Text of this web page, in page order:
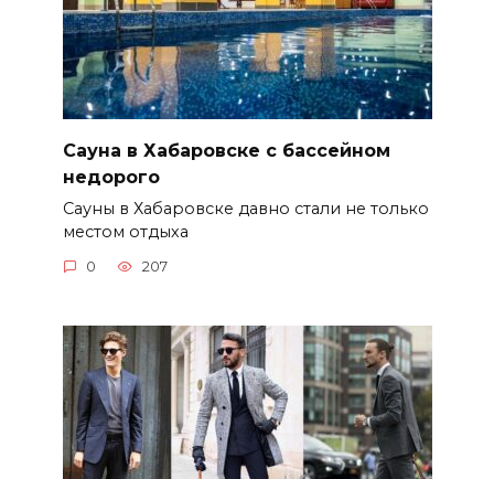
Сауна в Хабаровске с бассейном
недорого
Сауны в Хабаровске давно стали не только
местом отдыха
0 207